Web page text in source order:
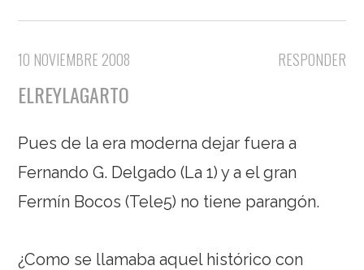
RESPONDER
10 NOVIEMBRE 2008
ELREYLAGARTO
Pues de la era moderna dejar fuera a
Fernando G. Delgado (La 1) y a el gran
Fermín Bocos (Tele5) no tiene parangón.
¿Como se llamaba aquel histórico con